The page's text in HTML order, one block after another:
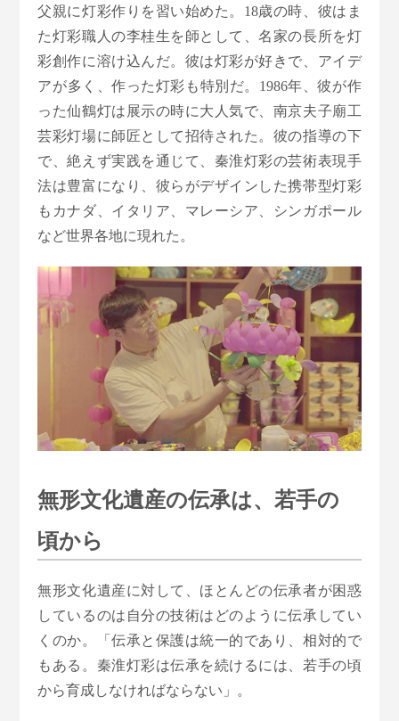
父親に灯彩作りを習い始めた。18歳の時、彼はま
た灯彩職人の李桂生を師として、名家の長所を灯
彩創作に溶け込んだ。彼は灯彩が好きで、アイデ
アが多く、作った灯彩も特別だ。1986年、彼が作
った仙鶴灯は展示の時に大人気で、南京夫子廟工
芸彩灯場に師匠として招待された。彼の指導の下
で、絶えず実践を通じて、秦淮灯彩の芸術表現手
法は豊富になり、彼らがデザインした携帯型灯彩
もカナダ、イタリア、マレーシア、シンガポール
など世界各地に現れた。
無形文化遺産の伝承は、若手の
頃から
無形文化遺産に対して、ほとんどの伝承者が困惑
しているのは自分の技術はどのように伝承してい
くのか。「伝承と保護は統一的であり、相対的で
もある。秦淮灯彩は伝承を続けるには、若手の頃
から育成しなければならない」。